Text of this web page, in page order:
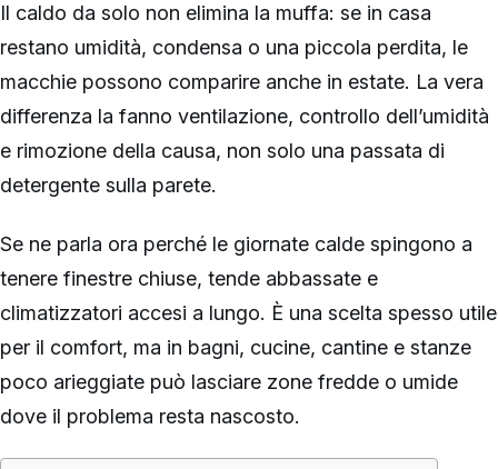
Il caldo da solo non elimina la muffa: se in casa
restano umidità, condensa o una piccola perdita, le
macchie possono comparire anche in estate. La vera
differenza la fanno ventilazione, controllo dell’umidità
e rimozione della causa, non solo una passata di
detergente sulla parete.
Se ne parla ora perché le giornate calde spingono a
tenere finestre chiuse, tende abbassate e
climatizzatori accesi a lungo. È una scelta spesso utile
per il comfort, ma in bagni, cucine, cantine e stanze
poco arieggiate può lasciare zone fredde o umide
dove il problema resta nascosto.